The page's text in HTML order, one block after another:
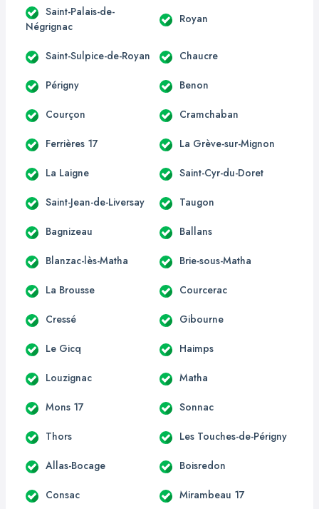
Saint-Palais-de-
Négrignac
Royan
Saint-Sulpice-de-Royan Chaucre
Périgny Benon
Courçon Cramchaban
Ferrières 17 La Grève-sur-Mignon
La Laigne Saint-Cyr-du-Doret
Saint-Jean-de-Liversay Taugon
Bagnizeau Ballans
Blanzac-lès-Matha Brie-sous-Matha
La Brousse Courcerac
Cressé Gibourne
Le Gicq Haimps
Louzignac Matha
Mons 17 Sonnac
Thors Les Touches-de-Périgny
Allas-Bocage Boisredon
Consac Mirambeau 17